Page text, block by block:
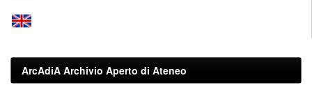
ArcAdiA Archivio Aperto di Ateneo